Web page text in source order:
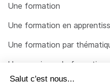
Une formation
Une formation en
Une formation par
Un organisme de formation